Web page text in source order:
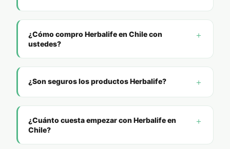
¿Cómo compro Herbalife en Chile con
ustedes?
¿Son seguros los productos Herbalife?
¿Cuánto cuesta empezar con Herbalife en
Chile?